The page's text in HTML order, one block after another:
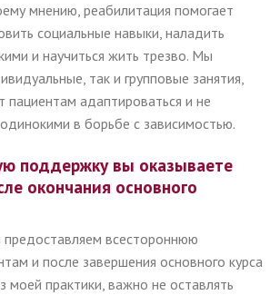
мнению, реабилитация помогает
социальные навыки, наладить
и научиться жить трезво. Мы
так и групповые занятия,
адаптироваться и не
в борьбе с зависимостью.
поддержку вы оказываете
окончания основного
всестороннюю
и после завершения основного курса
моей практики, важно не оставлять